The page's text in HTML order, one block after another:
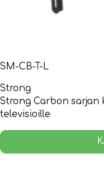
SM-CB-T-L
Strong
Strong Carbon sarjan
televisioille